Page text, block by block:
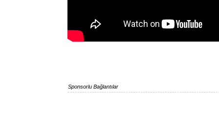
Sponsorlu Bağlantılar